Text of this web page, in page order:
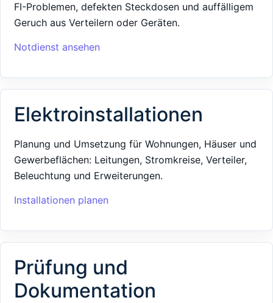
FI-Problemen, defekten Steckdosen und auffälligem
Geruch aus Verteilern oder Geräten.
Notdienst ansehen
Elektroinstallationen
Planung und Umsetzung für Wohnungen, Häuser und
Gewerbeflächen: Leitungen, Stromkreise, Verteiler,
Beleuchtung und Erweiterungen.
Installationen planen
Prüfung und
Dokumentation